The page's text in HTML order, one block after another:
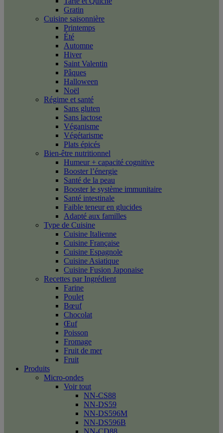
Gratin
Cuisine saisonnière
Printemps
Été
Automne
Hiver
Saint Valentin
Pâques
Halloween
Noël
Régime et santé
Sans gluten
Sans lactose
Véganisme
Végétarisme
Plats épicés
Bien-être nutritionnel
Humeur + capacité cognitive
Booster l’énergie
Santé de la peau
Booster le système immunitaire
Santé intestinale
Faible teneur en glucides
Adapté aux familles
Type de Cuisine
Cuisine Italienne
Cuisine Française
Cuisine Espagnole
Cuisine Asiatique
Cuisine Fusion Japonaise
Recettes par Ingrédient
Farine
Poulet
Bœuf
Chocolat
Œuf
Poisson
Fromage
Fruit de mer
Fruit
Produits
Micro-ondes
Voir tout
NN-CS88
NN-DS59
NN-DS596M
NN-DS596B
NN-CD88